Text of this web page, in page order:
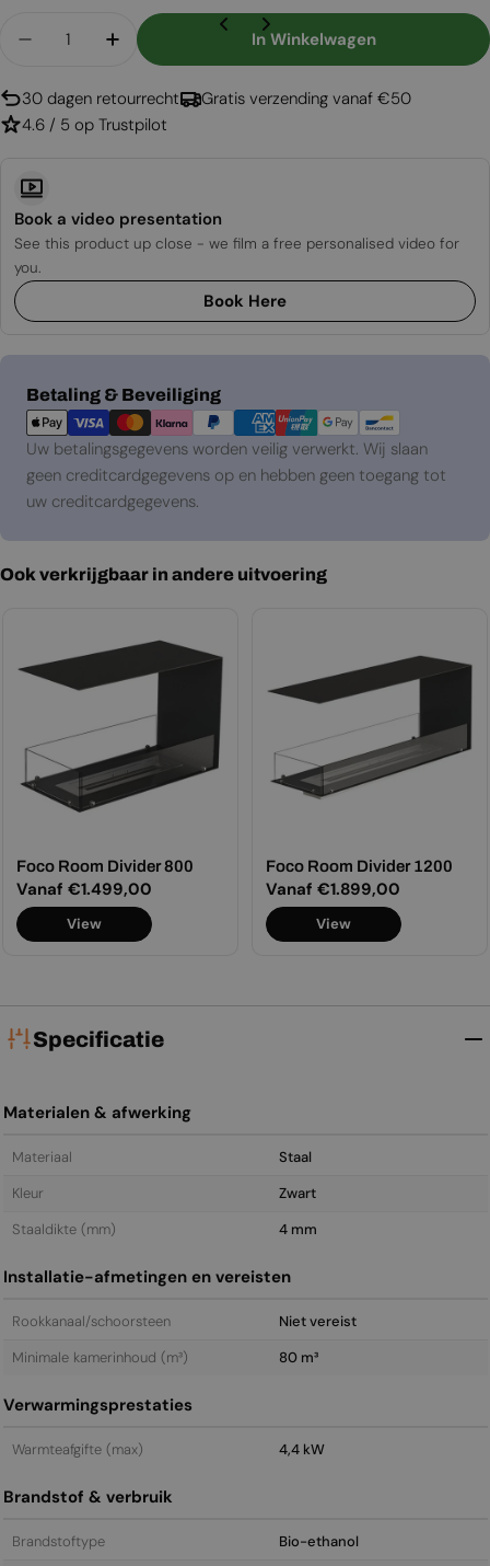
Aantal Verlagen Voor Foco Room Divider 1000
Aantal Verhogen Voor Foco Room
In Winkelwagen
30 dagen retourrecht
Gratis verzending vanaf €50
4.6 / 5 op Trustpilot
Book a video presentation
See this product up close - we film a free personalised video for
you.
Book Here
Betaling & Beveiliging
Betaalmethoden
Uw betalingsgegevens worden veilig verwerkt. Wij slaan
geen creditcardgegevens op en hebben geen toegang tot
uw creditcardgegevens.
Ook verkrijgbaar in andere uitvoering
Foco Room Divider 800
Normale
prijs
Vanaf €1.499,00
View
Foco Room Divider 1200
Normale
prijs
Vanaf €1.899,00
View
Specificatie
Materialen & afwerking
Materiaal
Staal
Kleur
Zwart
Staal­dikte (mm)
4 mm
Installatie-afmetingen en vereisten
Rookkanaal/schoorsteen
Niet vereist
Minimale kamerinhoud (m³)
80 m³
Verwarmingsprestaties
Warmteafgifte (max) 4,4 kW
Brandstof & verbruik
Brandstoftype
Bio-ethanol